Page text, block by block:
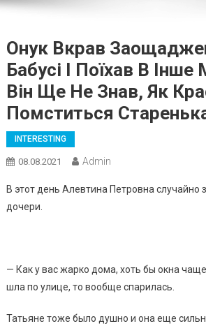
Онук Вкрав
Бабусі І Поїхав В Інше
Він Ще Не Знав, Як
Помститься
INTERESTING
08.08.2021 Admin
В этот день Алевтина Петровна случайно
дочери.
— Как у вас жарко дома, хоть бы окна
шла по улице, то вообще спарилась.
Татьяне тоже было душно и она еще